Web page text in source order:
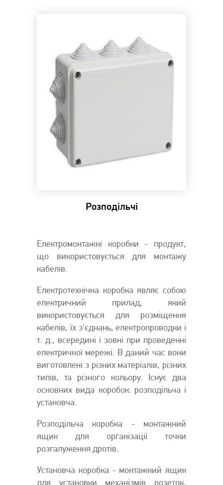
Розподільчі
Електромонтажні коробки - продукт,
що використовується для монтажу
кабелів.
Електротехнічна коробка являє собою
електричний прилад, який
використовується для розміщення
кабелів, їх з'єднань, електропроводки і
т. д., всередині і зовні при проведенні
електричної мережі. В даний час вони
виготовлені з різних матеріалів, різних
типів, та різного кольору. Існує два
основних вида коробок: розподільча і
установча.
Розподільча коробка - монтажний
ящик для організації точки
розгалуження дротів.
Установча коробка - монтажний ящик
для установки механізмів розеток,